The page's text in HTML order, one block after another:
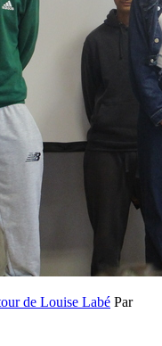
de Louise Labé Par